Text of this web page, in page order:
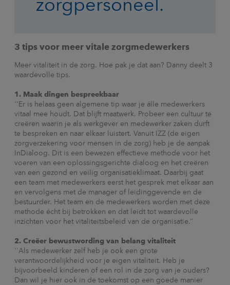
zorgpersoneel.
3 tips voor meer vitale zorgmedewerkers
Meer vitaliteit in de zorg. Hoe pak je dat aan? Danny deelt 3
waardevolle tips.
1. Maak dingen bespreekbaar
''Er is helaas geen algemene tip waar je álle medewerkers
vitaal mee houdt. Dat blijft maatwerk. Probeer een cultuur te
creëren waarin je als werkgever en medewerker zaken durft
te bespreken en naar elkaar luistert. Vanuit IZZ (de eigen
zorgverzekering voor mensen in de zorg) heb je de aanpak
InDialoog. Dit is een bewezen effectieve methode voor het
voeren van een oplossingsgerichte dialoog en het creëren
van een gezond en veilig organisatieklimaat. Daarbij gaat
een team met medewerkers eerst het gesprek met elkaar aan
en vervolgens met de manager of leidinggevende en de
bestuurder. Het team en de medewerkers worden met deze
methode écht bij betrokken en dat leidt tot waardevolle
inzichten voor het vitaliteitsbeleid van de organisatie.’’
2. Creëer bewustwording van belang vitaliteit
''Als medewerker zelf heb je ook een grote
verantwoordelijkheid voor je eigen vitaliteit. Heb je
bijvoorbeeld kinderen of een rol in de zorg van je ouders?
Dan wil je hier ook in de toekomst op een goede manier